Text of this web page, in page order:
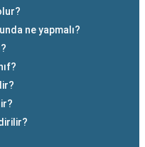
ne yapmalı?